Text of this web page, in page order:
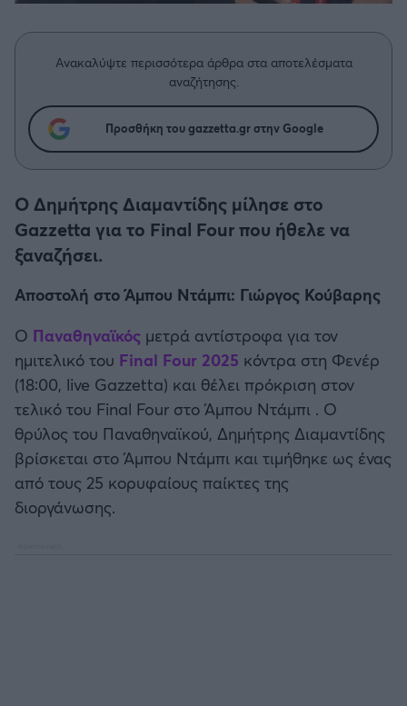
Δημήτρης Τσορμπατζόγλου
Λεβαδειακός
ΟΦΗ
Βόλος
Ατρόμητος Αθηνών
Παναιτωλικός
Καλαμάτα
Ηρακλής
Μπαρτσελόνα
Μεγάλη μου Αγάπη
Μια Ιστορία από την Πόλη
Ανακαλύψτε περισσότερα άρθρα στα αποτελέσματα
αναζήτησης.
Προσθήκη του gazzetta.gr στην Google
Ο Δημήτρης Διαμαντίδης μίλησε στο
Gazzetta για το Final Four που ήθελε να
ξαναζήσει.
Αποστολή στο Άμπου Ντάμπι: Γιώργος Κούβαρης
Ο Παναθηναϊκός μετρά αντίστροφα για τον
ημιτελικό του Final Four 2025 κόντρα στη Φενέρ
(18:00, live Gazzetta) και θέλει πρόκριση στον
τελικό του Final Four στο Άμπου Ντάμπι . Ο
θρύλος του Παναθηναϊκού, Δημήτρης Διαμαντίδης
βρίσκεται στο Άμπου Ντάμπι και τιμήθηκε ως ένας
από τους 25 κορυφαίους παίκτες της
διοργάνωσης.